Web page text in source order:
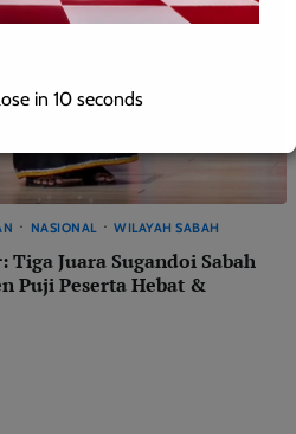
NASIONAL WILAYAH SABAH
Juara Sugandoi Sabah
Puji Peserta Hebat &
in 10 seconds